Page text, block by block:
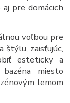
pre domácich
voľbou pre
štýlu, zaisťujúc,
esteticky a
miesto
lemom